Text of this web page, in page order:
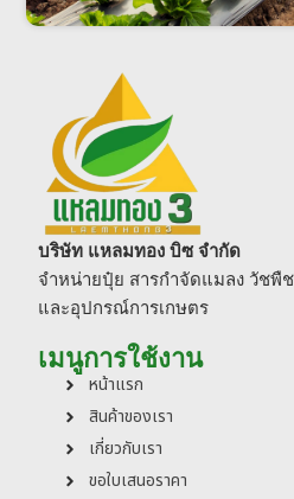
บริษัท แหลมทอง บิซ จำกัด
จำหน่ายปุ๋ย สารกำจัดแมลง วัชพืช
และอุปกรณ์การเกษตร
เมนูการใช้งาน
หน้าแรก
สินค้าของเรา
เกี่ยวกับเรา
ขอใบเสนอราคา